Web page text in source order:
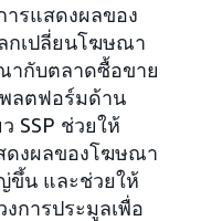
รแสดงผลของ
กเปลี่ยนโฆษณา
ากับตลาดซื้อขาย
ลตฟอร์มด้าน
SSP ช่วยให้
ดงผลของโฆษณา
ขึ้น และช่วยให้
การประมูลเพื่อ